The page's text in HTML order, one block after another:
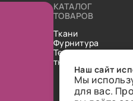
КАТАЛОГ
ТОВАРОВ
Ткани
Фурнитура
Технические
ткани
Наш сайт
Мы
для вас.